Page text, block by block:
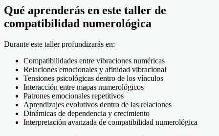
Qué aprenderás en este taller de
compatibilidad numerológica
Durante este taller profundizarás en:
Compatibilidades entre vibraciones numéricas
Relaciones emocionales y afinidad vibracional
Tensiones psicológicas dentro de los vínculos
Interacción entre mapas numerológicos
Patrones emocionales repetitivos
Aprendizajes evolutivos dentro de las relaciones
Dinámicas de dependencia y crecimiento
Interpretación avanzada de compatibilidad numerológica